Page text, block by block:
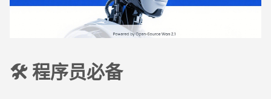
🛠️ 程序员必备